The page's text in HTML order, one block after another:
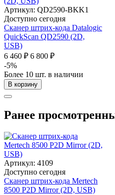
Артикул: QD2590-BKK1
Доступно сегодня
Сканер штрих-кода Datalogic
QuickScan QD2590 (2D,
USB)
6 460 ₽ 6 800 ₽
-5%
Более 10 шт. в наличии
В корзину
Ранее
Артикул: 4109
Доступно сегодня
Сканер штрих-кода Mertech
8500 P2D Mirror (2D, USB)